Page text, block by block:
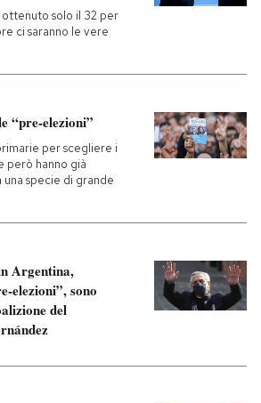
solo il 32 per
ci saranno le vere
“pre-elezioni”
per scegliere i
però hanno già
specie di grande
Argentina,
elezioni”, sono
del